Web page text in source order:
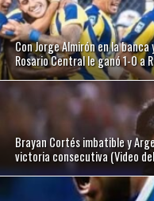
Con Jorge Almirón en la
Rosario Central le ganó 1-0 a
Brayan Cortés imbatible y
victoria consecutiva (Video